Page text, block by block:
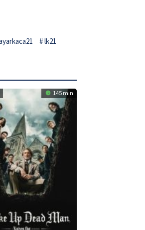
lk21
145 min